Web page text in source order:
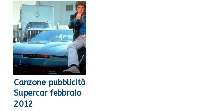
Canzone pubblicità
Supercar febbraio
2012